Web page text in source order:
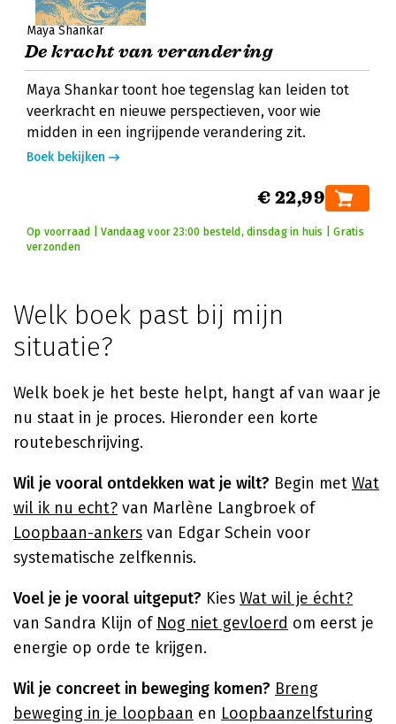
Maya Shankar
De kracht van verandering
Maya Shankar toont hoe tegenslag kan leiden tot
veerkracht en nieuwe perspectieven, voor wie
midden in een ingrijpende verandering zit.
Boek bekijken
€ 22,99
Op voorraad | Vandaag voor 23:00 besteld, dinsdag in huis | Gratis
verzonden
Welk boek past bij mijn
situatie?
Welk boek je het beste helpt, hangt af van waar je
nu staat in je proces. Hieronder een korte
routebeschrijving.
Wil je vooral ontdekken wat je wilt? Begin met Wat
wil ik nu echt? van Marlène Langbroek of
Loopbaan-ankers van Edgar Schein voor
systematische zelfkennis.
Voel je je vooral uitgeput? Kies Wat wil je écht?
van Sandra Klijn of Nog niet gevloerd om eerst je
energie op orde te krijgen.
Wil je concreet in beweging komen? Breng
beweging in je loopbaan en Loopbaanzelfsturing